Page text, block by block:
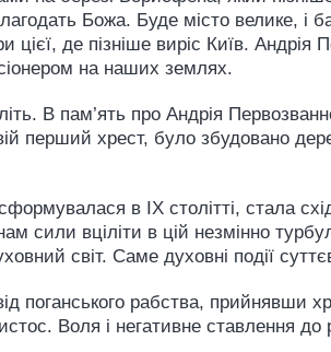
Божа. Буде місто велике, і
цієї, де пізніше виріс Київ.
на наших землях.
В пам’ять про Андрія
перший хрест, було збудовано
в IX столітті, стала
сили вціліти в цій незмінно
світ. Саме духовні події
поганського рабства, прийнявши
Воля і негативне ставлення